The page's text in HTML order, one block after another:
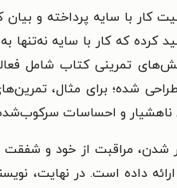
کار با سایه پرداخته و
کرده که کار با سایه
تمرینی کتاب شامل
شده؛ برای مثال،
ناهشیار و احساسات
مراقبت از خود و شفقت به
داده است. در نهایت،